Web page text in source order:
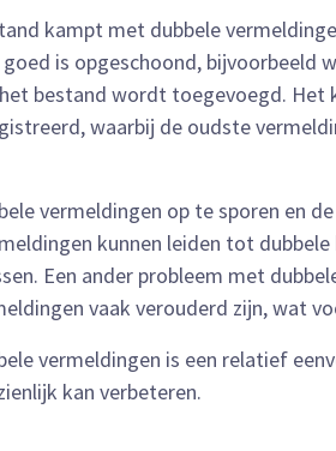
kampt met dubbele
is opgeschoond, bijvoorbeeld
bestand wordt toegevoegd.
waarbij de oudste
vermeldingen op te sporen en
kunnen leiden tot
Een ander probleem met
vaak verouderd zijn, wat
vermeldingen is een relatief
kan verbeteren.